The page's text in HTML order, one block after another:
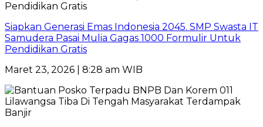
Siapkan Generasi Emas Indonesia 2045. SMP Swasta IT
Samudera Pasai Mulia Gagas 1000 Formulir Untuk
Pendidikan Gratis
Maret 23, 2026 | 8:28 am WIB